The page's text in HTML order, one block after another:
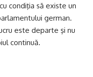
condiţia să existe un
german.
este departe şi nu
continuă.